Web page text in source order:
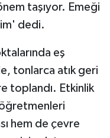
taşıyor. Emeği
dedi.
eş
tonlarca atık geri
toplandı. Etkinlik
hem de çevre